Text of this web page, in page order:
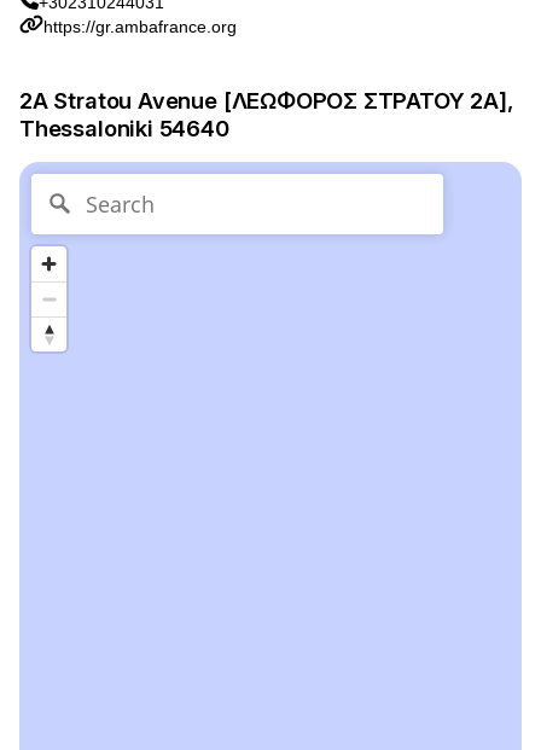
https://gr.ambafrance.org
2A Stratou Avenue [ΛΕΩΦΟΡΟΣ ΣΤΡΑΤΟΥ 2Α],
Thessaloniki 54640